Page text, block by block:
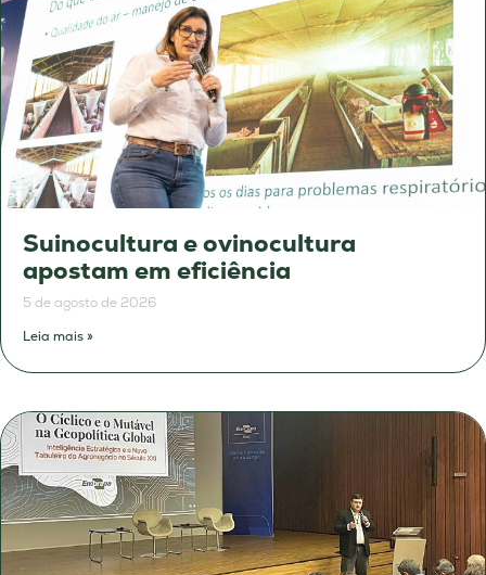
Suinocultura e ovinocultura
apostam em eficiência
5 de agosto de 2026
Leia mais »